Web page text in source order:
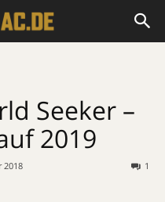
Seeker –
2019
2018 1